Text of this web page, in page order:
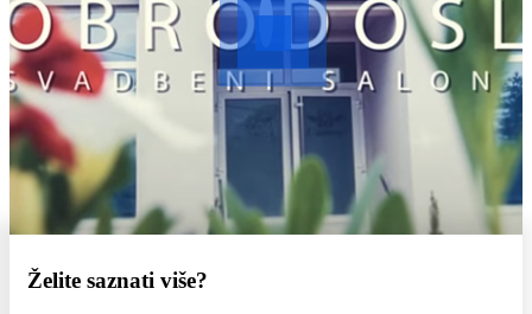
Želite saznati više?